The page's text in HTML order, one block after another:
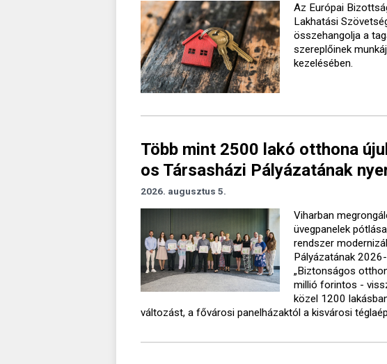
Az Európai
Lakhatási
összehangolja a
szereplőinek
kezelésében.
Több mint 2500 lakó otthona
os Társasházi Pályázatának
2026. augusztus 5.
Viharban
üvegpanelek
rendszer
Pályázatának
„Biztonságos
millió forintos -
közel 1200
változást, a fővárosi panelházaktól a kisvárosi